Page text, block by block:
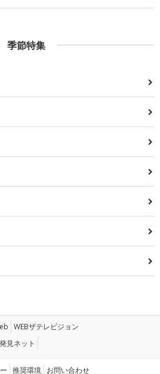
季節特集
WEBザテレビジョン
見ネット
推奨環境 お問い合わせ